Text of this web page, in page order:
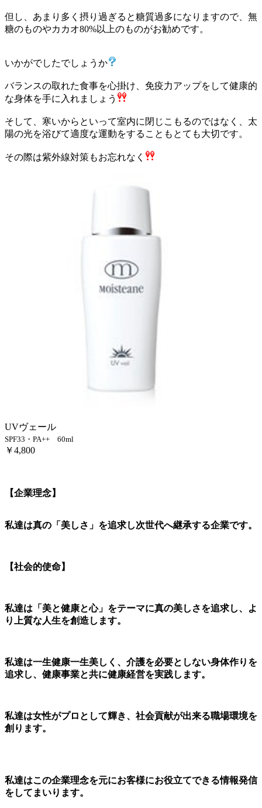
但し、あまり多く摂り過ぎると糖質過多になりますので、無
糖のものやカカオ80%以上のものがお勧めです。
いかがでしたでしょうか
バランスの取れた食事を心掛け、免疫力アップをして健康的
な身体を手に入れましょう
そして、寒いからといって室内に閉じこもるのではなく、太
陽の光を浴びて適度な運動をすることもとても大切です。
その際は紫外線対策もお忘れなく
UVヴェール
SPF33・PA++ 60ml
￥4,800
【企業理念】
私達は真の「美しさ」を追求し次世代へ継承する企業です。
【社会的使命】
私達は「美と健康と心」をテーマに真の美しさを追求し、
よ
り上質な人生を創造します。
私達は一生健康一生美しく、 介護を必要としない身体作りを
追求し、健康事業と共に健康経営を実践します。
私達は女性がプロとして輝き、社会貢献が出来る職場環境を
創ります。
私達はこの企業理念を元にお客様にお役立てできる情報発信
をしてまいります。